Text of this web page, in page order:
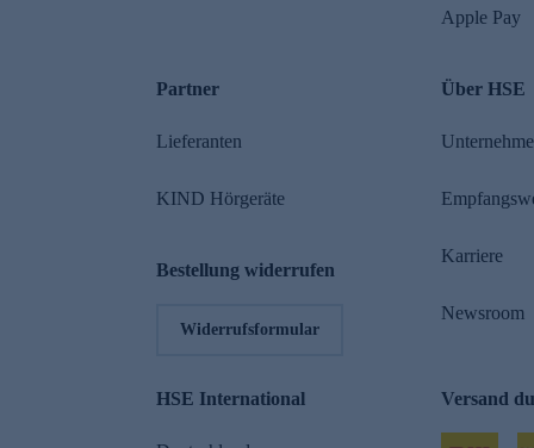
Apple Pay
Partner
Lieferanten
KIND Hörgeräte
Bestellung widerrufen
Widerrufsformular
Über HSE
Karriere
Newsroom
HSE International Versand